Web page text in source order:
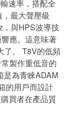
速率，搭配全
最大聲壓級
，與HPS波導技
應。這意味著
了。 T8V的低頻
製作重低音的
是為青睞ADAM
的用戶而設計
買者在產品質